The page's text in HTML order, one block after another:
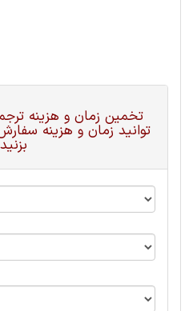
تخمین زمان و هزینه
توانید زمان و هزینه
بزنید